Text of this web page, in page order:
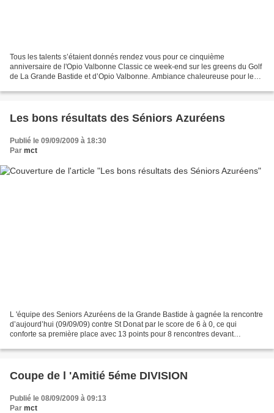
Tous les talents s’étaient donnés rendez vous pour ce cinquième
anniversaire de l'Opio Valbonne Classic ce week-end sur les greens du Golf
de La Grande Bastide et d’Opio Valbonne. Ambiance chaleureuse pour les
Les bons résultats des Séniors Azuréens
Publié le 09/09/2009 à 18:30
Par mct
L 'équipe des Seniors Azuréens de la Grande Bastide à gagnée la rencontre
d’aujourd’hui (09/09/09) contre St Donat par le score de 6 à 0, ce qui
conforte sa première place avec 13 points pour 8 rencontres devant
Coupe de l 'Amitié 5éme DIVISION
Publié le 08/09/2009 à 09:13
Par mct